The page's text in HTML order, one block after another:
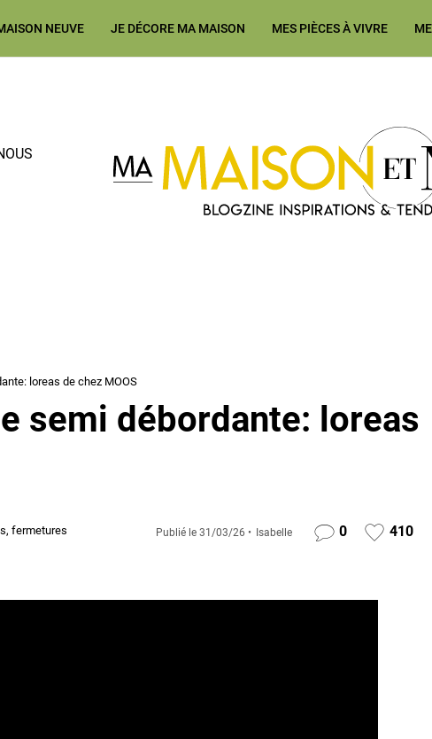
NEUVE JE DÉCORE MA MAISON MES PIÈCES À VIVRE
Ma Maison
loreas de chez MOOS
semi débordante: loreas
fermetures Publié le 31/03/26 Isabelle 0 410